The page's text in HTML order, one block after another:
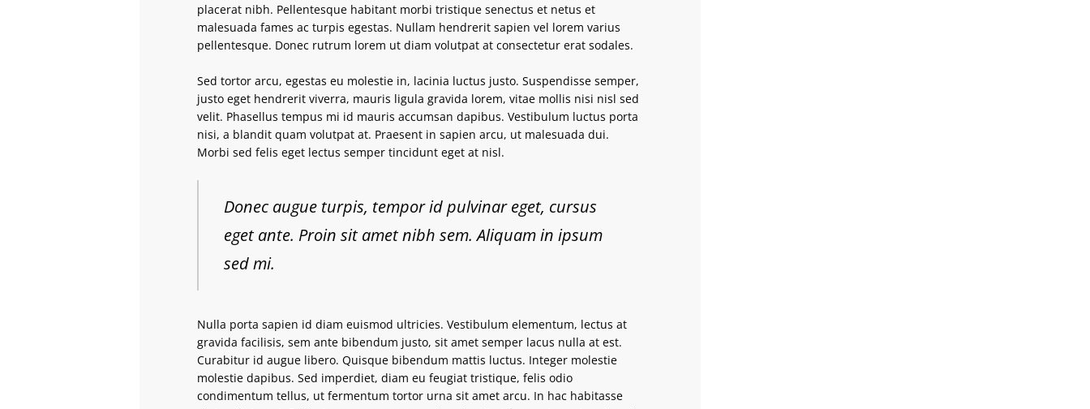
placerat nibh. Pellentesque habitant morbi tristique senectus et netus et
malesuada fames ac turpis egestas. Nullam hendrerit sapien vel lorem varius
pellentesque. Donec rutrum lorem ut diam volutpat at consectetur erat sodales.
Sed tortor arcu, egestas eu molestie in, lacinia luctus justo. Suspendisse semper,
justo eget hendrerit viverra, mauris ligula gravida lorem, vitae mollis nisi nisl sed
velit. Phasellus tempus mi id mauris accumsan dapibus. Vestibulum luctus porta
nisi, a blandit quam volutpat at. Praesent in sapien arcu, ut malesuada dui.
Morbi sed felis eget lectus semper tincidunt eget at nisl.
Donec augue turpis, tempor id pulvinar eget, cursus
eget ante. Proin sit amet nibh sem. Aliquam in ipsum
sed mi.
Nulla porta sapien id diam euismod ultricies. Vestibulum elementum, lectus at
gravida facilisis, sem ante bibendum justo, sit amet semper lacus nulla at est.
Curabitur id augue libero. Quisque bibendum mattis luctus. Integer molestie
molestie dapibus. Sed imperdiet, diam eu feugiat tristique, felis odio
condimentum tellus, ut fermentum tortor urna sit amet arcu. In hac habitasse